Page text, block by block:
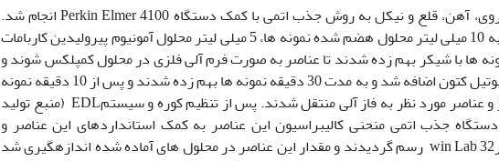
همچنین سنجش فلزات جیوه، کادمیوم، روی، آهن، قلع و نیکل به روش جذب اتمی با کمک دستگاه Perkin Elmer 4100 انجام شد.
جهت اندازه گیری عناصر مورد نظر ابتدا به 10 میلی لیتر محلول هضم شده نمونه ها، 5 میلی لیتر محلول آمونیوم پیرولیدین کاربامات
شد و بمدت 20 دقیقه نمونه ها با شیکر بهم زده شدند تا عناصر به صورت فرم آلی فلزی در محلول کمپلکس شوند و
سپس به نمونه ها 2 میلی لیتر متیل ایزوبوتیل کتون اضافه شد و به مدت 30 دقیقه نمونه ها بهم زده شدند و پس از 10 دقیقه نمونه
ها در دور 2500 بار در دقیقه سانتریفوژ و عناصر مورد نظر به فاز آلی منتقل شدند. پس از تنظیم کوره و سیستمEDL (منبع تولید
جذب اتمی منحنی کالیبراسیون این عناصر به کمک استانداردهای این عناصر و
ماتریکس مدیفایر پالادیم توسط نرم افزارwin Lab 32 رسم گردیدند و مقدار این عناصر در محلول های آماده شده اندازه­گیری شد